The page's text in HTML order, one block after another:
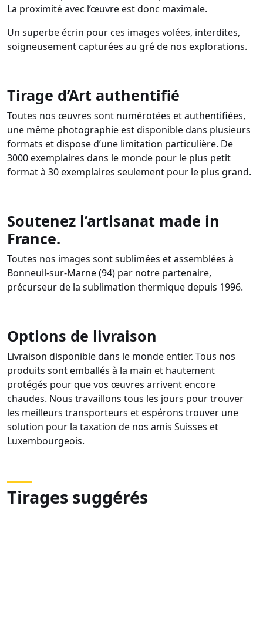
La proximité avec l’œuvre est donc maximale.
Un superbe écrin pour ces images volées, interdites,
soigneusement capturées au gré de nos explorations.
Tirage d’Art authentifié
Toutes nos œuvres sont numérotées et authentifiées,
une même photographie est disponible dans plusieurs
formats et dispose d’une limitation particulière. De
3000 exemplaires dans le monde pour le plus petit
format à 30 exemplaires seulement pour le plus grand.
Soutenez l’artisanat made in
France.
Toutes nos images sont sublimées et assemblées à
Bonneuil-sur-Marne (94) par notre partenaire,
précurseur de la sublimation thermique depuis 1996.
Options de livraison
Livraison disponible dans le monde entier. Tous nos
produits sont emballés à la main et hautement
protégés pour que vos œuvres arrivent encore
chaudes. Nous travaillons tous les jours pour trouver
les meilleurs transporteurs et espérons trouver une
solution pour la taxation de nos amis Suisses et
Luxembourgeois.
Tirages suggérés